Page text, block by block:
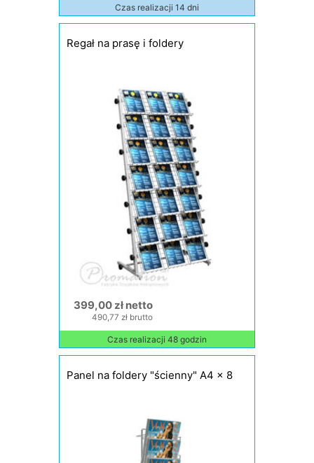
Czas realizacji 14 dni
Regał na prasę i foldery
399,00 zł netto
490,77 zł brutto
Czas realizacji 48 godzin
Panel na foldery "ścienny" A4 x 8